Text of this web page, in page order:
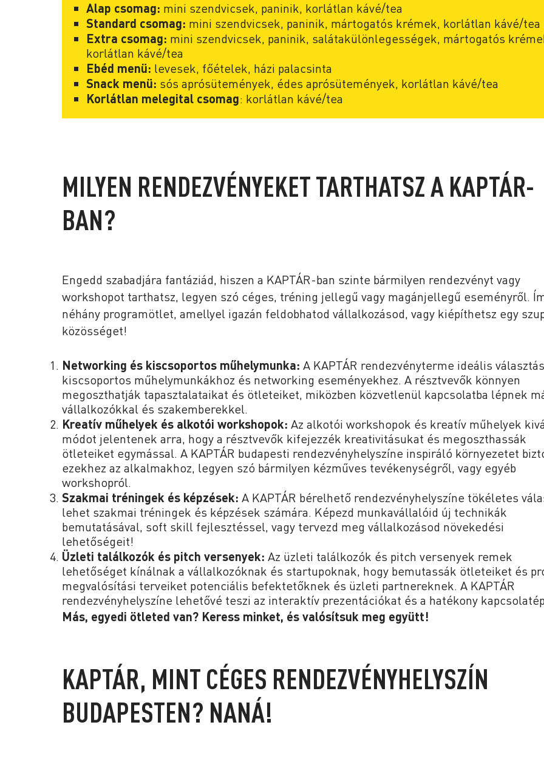
Alap csomag: mini szendvicsek, paninik, korlátlan kávé/tea
Standard csomag: mini szendvicsek, paninik, mártogatós krémek, korlátlan kávé/tea
Extra csomag: mini szendvicsek, paninik, salátakülönlegességek, mártogatós
korlátlan kávé/tea
Ebéd menü: levesek, főételek, házi palacsinta
Snack menü: sós aprósütemények, édes aprósütemények, korlátlan kávé/tea
Korlátlan melegital csomag: korlátlan kávé/tea
MILYEN RENDEZVÉNYEKET TARTHATSZ A KAPTÁR-
BAN?
Engedd szabadjára fantáziád, hiszen a KAPTÁR-ban szinte bármilyen rendezvényt vagy
workshopot tarthatsz, legyen szó céges, tréning jellegű vagy magánjellegű eseményről.
néhány programötlet, amellyel igazán feldobhatod vállalkozásod, vagy kiépíthetsz egy
közösséget!
Networking és kiscsoportos műhelymunka: A KAPTÁR rendezvényterme ideális
kiscsoportos műhelymunkákhoz és networking eseményekhez. A résztvevők könnyen
megoszthatják tapasztalataikat és ötleteiket, miközben közvetlenül kapcsolatba lépnek
vállalkozókkal és szakemberekkel.
Kreatív műhelyek és alkotói workshopok: Az alkotói workshopok és kreatív műhelyek
módot jelentenek arra, hogy a résztvevők kifejezzék kreativitásukat és megoszthassák
ötleteiket egymással. A KAPTÁR budapesti rendezvényhelyszíne inspiráló környezetet
ezekhez az alkalmakhoz, legyen szó bármilyen kézműves tevékenységről, vagy egyéb
workshopról.
Szakmai tréningek és képzések: A KAPTÁR bérelhető rendezvényhelyszíne tökéletes
lehet szakmai tréningek és képzések számára. Képezd munkavállalóid új technikák
bemutatásával, soft skill fejlesztéssel, vagy tervezd meg vállalkozásod növekedési
lehetőségeit!
Üzleti találkozók és pitch versenyek: Az üzleti találkozók és pitch versenyek remek
lehetőséget kínálnak a vállalkozóknak és startupoknak, hogy bemutassák ötleteiket és
megvalósítási terveiket potenciális befektetőknek és üzleti partnereknek. A KAPTÁR
rendezvényhelyszíne lehetővé teszi az interaktív prezentációkat és a hatékony
Más, egyedi ötleted van? Keress minket, és valósítsuk meg együtt!
KAPTÁR, MINT CÉGES RENDEZVÉNYHELYSZÍN
BUDAPESTEN? NANÁ!